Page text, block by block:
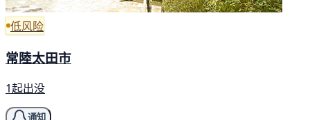
低风险
常陸太田市
1起出没
通知